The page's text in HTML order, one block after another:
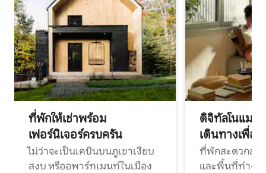
ที่พักให้เช่าพร้อม
เฟอร์นิเจอร์ครบครัน
ไม่ว่าจะเป็นเคบินบนภูเขาเงียบ
สงบ หรืออพาร์ทเมนท์ในเมือง
ดิจิทัลโนแมด
เดินทางเพื่อ
ที่พักสะดวกสบ
และพื้นที่ทำงา